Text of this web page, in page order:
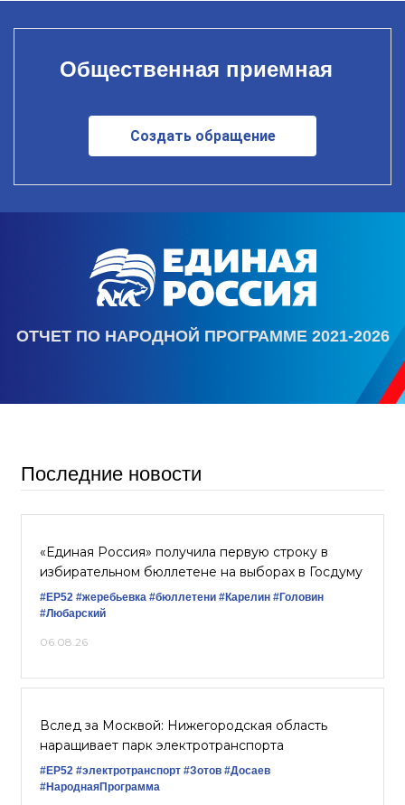
Общественная приемная
Создать обращение
ОТЧЕТ ПО НАРОДНОЙ ПРОГРАММЕ 2021-2026
Последние новости
«Единая Россия» получила первую строку в
избирательном бюллетене на выборах в Госдуму
#ЕР52 #жеребьевка #бюллетени #Карелин #Головин
#Любарский
06.08.26
Вслед за Москвой: Нижегородская область
наращивает парк электротранспорта
#ЕР52 #электротранспорт #Зотов #Досаев
#НароднаяПрограмма